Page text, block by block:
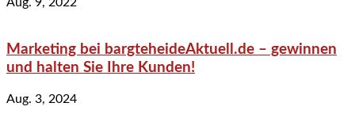
Marketing bei bargteheideAktuell.de – gewinnen
und halten Sie Ihre Kunden!
Aug. 3, 2024